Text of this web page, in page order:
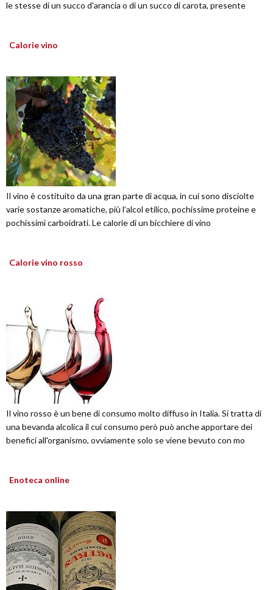
le stesse di un succo d'arancia o di un succo di carota, presente
Calorie vino
Il vino è costituito da una gran parte di acqua, in cui sono disciolte
varie sostanze aromatiche, più l’alcol etilico, pochissime proteine e
pochissimi carboidrati. Le calorie di un bicchiere di vino
Calorie vino rosso
Il vino rosso è un bene di consumo molto diffuso in Italia. Si tratta di
una bevanda alcolica il cui consumo però può anche apportare dei
benefici all'organismo, ovviamente solo se viene bevuto con mo
Enoteca online